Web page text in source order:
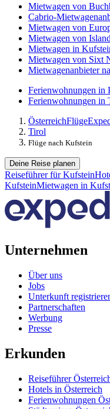
Mietwagen von
Cabrio-
Mietwagen von
Mietwagen von
Mietwagen in
Mietwagen von Sixt
Mietwagenanbieter
Ferienwohnungen in
Ferienwohnungen in
ÖsterreichFlüge
Tirol
Flüge nach Kufstein
Deine Reise planen
Reiseführer für Kufstein
KufsteinMietwagen in
Unternehmen
Über uns
Jobs
Unterkunft
Partnerschaften
Werbung
Presse
Erkunden
Reiseführer
Hotels in Österreich
Ferienwohnungen